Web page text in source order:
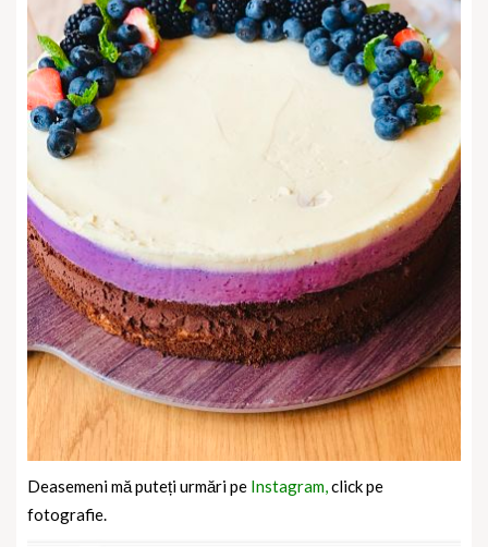
Deasemeni mă puteți urmări pe Instagram,click pe
fotografie.